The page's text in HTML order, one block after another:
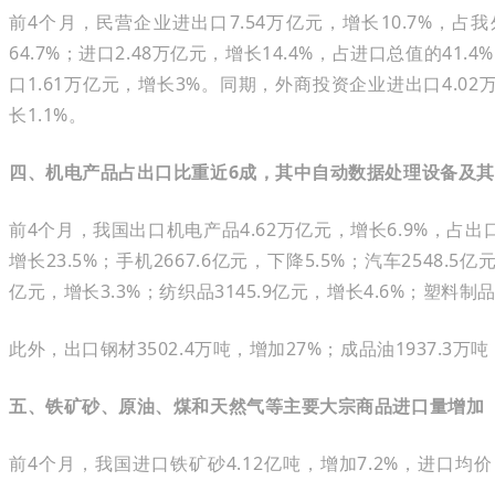
前4个月，民营企业进出口7.54万亿元，增长10.7%，占
64.7%；进口2.48万亿元，增长14.4%，占进口总值的
口1.61万亿元，增长3%。同期，外商投资企业进出口4.02
长1.1%。
四、机电产品占出口比重近6成，其中自动数据处理设备及
前4个月，我国出口机电产品4.62万亿元，增长6.9%，占
增长23.5%；手机2667.6亿元，下降5.5%；汽车2548.5亿
亿元，增长3.3%；纺织品3145.9亿元，增长4.6%；塑料制
此外，出口钢材3502.4万吨，增加27%；成品油1937.3万
五、铁矿砂、原油、煤和天然气等主要大宗商品进口量增加
前4个月，我国进口铁矿砂4.12亿吨，增加7.2%，进口均